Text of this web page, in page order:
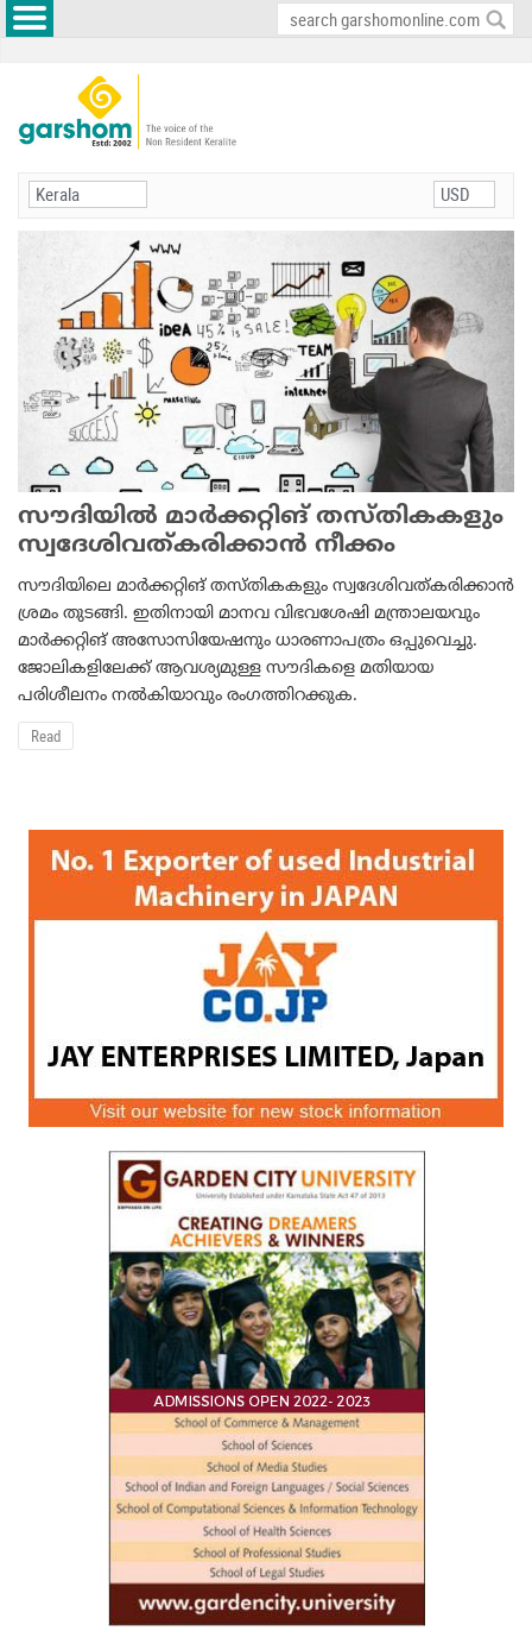
സൗദിയില്‍ മാര്‍ക്കറ്റിങ് തസ്തികകളും
സ്വദേശിവത്കരിക്കാന്‍ നീക്കം
സൗദിയിലെ മാര്‍ക്കറ്റിങ് തസ്തികകളും സ്വദേശിവത്കരിക്കാന്‍
ശ്രമം തുടങ്ങി. ഇതിനായി മാനവ വിഭവശേഷി മന്ത്രാലയവും
മാര്‍ക്കറ്റിങ് അസോസിയേഷനും ധാരണാപത്രം ഒപ്പുവെച്ചു.
ജോലികളിലേക്ക് ആവശ്യമുള്ള സൗദികളെ മതിയായ
പരിശീലനം നല്‍കിയാവും രംഗത്തിറക്കുക.
Read